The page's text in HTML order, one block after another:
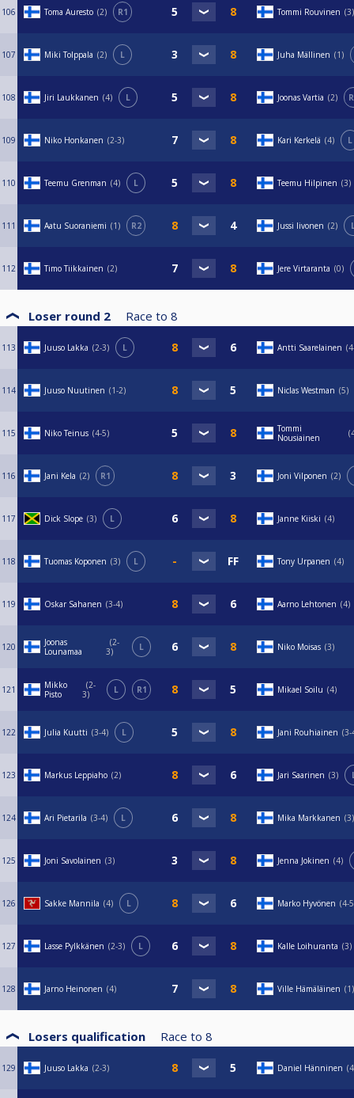
106 Toma Auresto 2 R1 Tommi Rouvinen 3
107 Miki Tolppala 2 L Juha Mällinen 1
108 Jiri Laukkanen 4 L Joonas Vartia 2
109 Niko Honkanen 2-3 Kari Kerkelä 4 L
110 Teemu Grenman 4 L Teemu Hilpinen 3
111 Aatu Suoraniemi 1 R2 Jussi Iivonen 2
112 Timo Tiikkainen 2 Jere Virtaranta 0
Loser round 2 Race to 8
113 Juuso Lakka 2-3 L Antti Saarelainen
114 Juuso Nuutinen 1-2 Niclas Westman 5
115 Niko Teinus 4-5
Tommi
Nousiainen
116 Jani Kela 2 R1 Joni Vilponen 2
117 Dick Slope 3 L Janne Kiiski 4
118 Tuomas Koponen 3 L Tony Urpanen 4
119 Oskar Sahanen 3-4 Aarno Lehtonen 4
120
Joonas
Lounamaa
2-
3
L Niko Moisas 3
121
Mikko
Pisto
2-
3
L R1 Mikael Soilu 4
122 Julia Kuutti 3-4 L Jani Rouhiainen 3-
123 Markus Leppiaho 2 Jari Saarinen 3
124 Ari Pietarila 3-4 L Mika Markkanen 3
125 Joni Savolainen 3 Jenna Jokinen 4
126 Sakke Mannila 4 L Marko Hyvönen 4-5
127 Lasse Pylkkänen 2-3 L Kalle Loihuranta 3
128 Jarno Heinonen 4 Ville Hämäläinen 1
Losers qualification Race to 8
129 Juuso Lakka 2-3 Daniel Hänninen 4